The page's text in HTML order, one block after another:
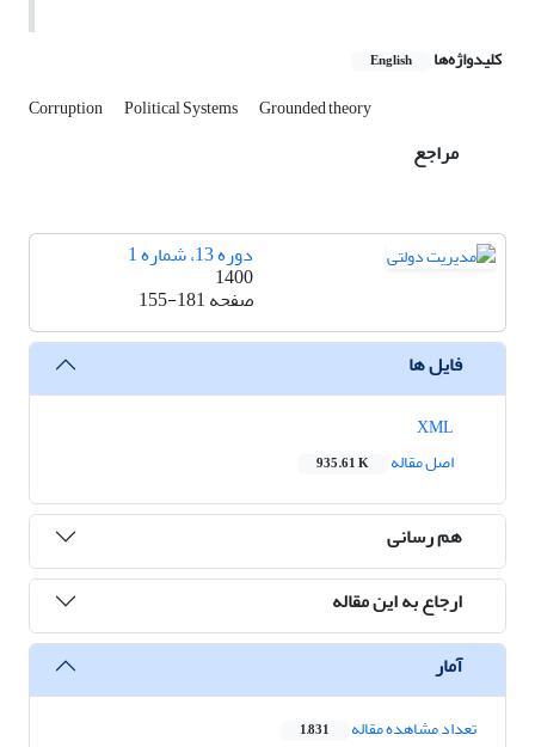
کلیدواژه‌ها English
Corruption Political Systems Grounded theory
مراجع
دوره 13، شماره 1
1400
صفحه155-181
فایل ها
اصل مقاله
935.61 K
هم رسانی
ارجاع به این مقاله
آمار
تعداد مشاهده مقاله 1,831